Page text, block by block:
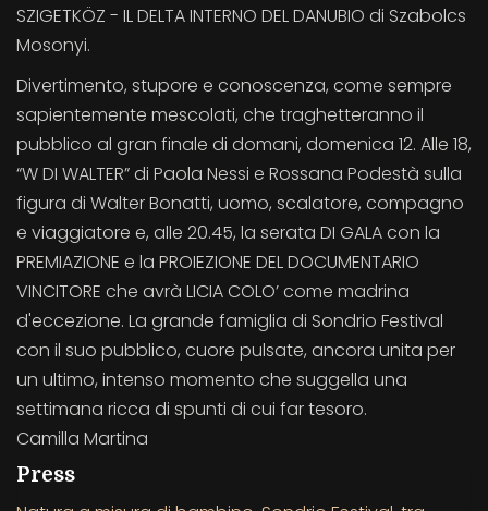
SZIGETKÖZ - IL DELTA INTERNO DEL DANUBIO di Szabolcs
Mosonyi.
Divertimento, stupore e conoscenza, come sempre
sapientemente mescolati, che traghetteranno il
pubblico al gran finale di domani, domenica 12. Alle 18,
“W DI WALTER” di Paola Nessi e Rossana Podestà sulla
figura di Walter Bonatti, uomo, scalatore, compagno
e viaggiatore e, alle 20.45, la serata DI GALA con la
PREMIAZIONE e la PROIEZIONE DEL DOCUMENTARIO
VINCITORE che avrà LICIA COLO’ come madrina
d'eccezione. La grande famiglia di Sondrio Festival
con il suo pubblico, cuore pulsate, ancora unita per
un ultimo, intenso momento che suggella una
settimana ricca di spunti di cui far tesoro.
Camilla Martina
Press